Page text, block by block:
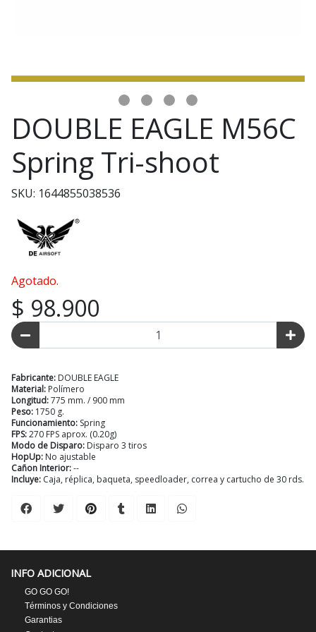
DOUBLE EAGLE M56C
Spring Tri-shoot
SKU: 1644855038536
Agotado.
$ 98.900
Fabricante: DOUBLE EAGLE
Material: Polímero
Longitud:775 mm. / 900 mm
Peso: 1750 g.
Funcionamiento: Spring
FPS:270 FPS aprox. (0.20g)
Modo de Disparo: Disparo 3 tiros
HopUp: No ajustable
Cañon Interior:--
Incluye: Caja, réplica, baqueta, speedloader, correa y cartucho de 30 rds.
INFO ADICIONAL
GO GO GO!
Términos y Condiciones
Garantias